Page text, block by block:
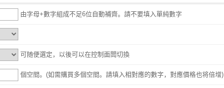
由字母+數字組成不足6位自動補齊。請不要填入單純數字
可随便選定，以後可以在控制面闆切換
個空間。(如需購買多個空間。請填入相對應的數字，對應價格也将倍增)